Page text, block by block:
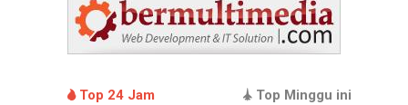
Top 24 Jam Top Minggu ini